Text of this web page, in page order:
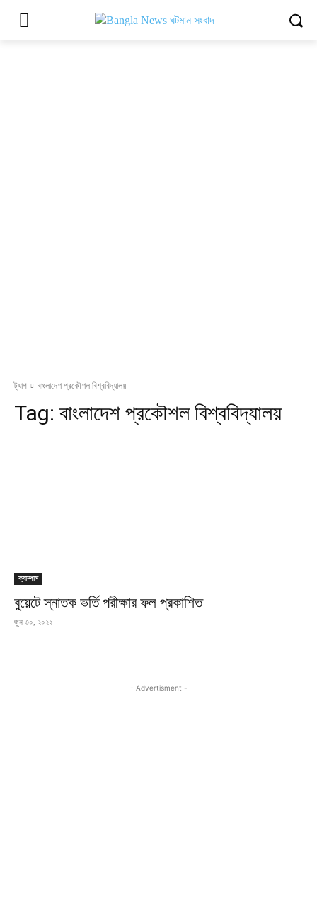
ট্যাগ বাংলাদেশ প্রকৌশল বিশ্ববিদ্যালয়
Tag: বাংলাদেশ প্রকৌশল বিশ্ববিদ্যালয়
ক্যাম্পাস
বুয়েটে স্নাতক ভর্তি পরীক্ষার ফল প্রকাশিত
জুন ৩০, ২০২২
- Advertisment -